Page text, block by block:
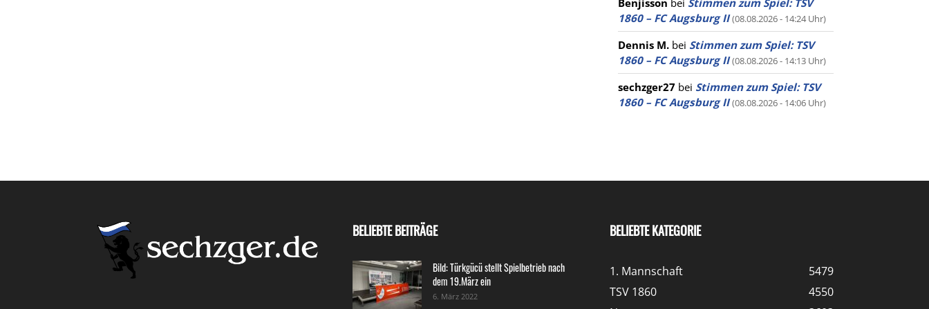
1860 – FC Augsburg II (08.08.2026 - 14:24 Uhr)
Dennis M. bei Stimmen zum Spiel: TSV
1860 – FC Augsburg II (08.08.2026 - 14:13 Uhr)
sechzger27 bei Stimmen zum Spiel: TSV
1860 – FC Augsburg II (08.08.2026 - 14:06 Uhr)
BELIEBTE BEITRÄGE
Bild: Türkgücü stellt Spielbetrieb nach
dem 19.März ein
6. März 2022
BELIEBTE KATEGORIE
1. Mannschaft
5479
TSV 1860
4550